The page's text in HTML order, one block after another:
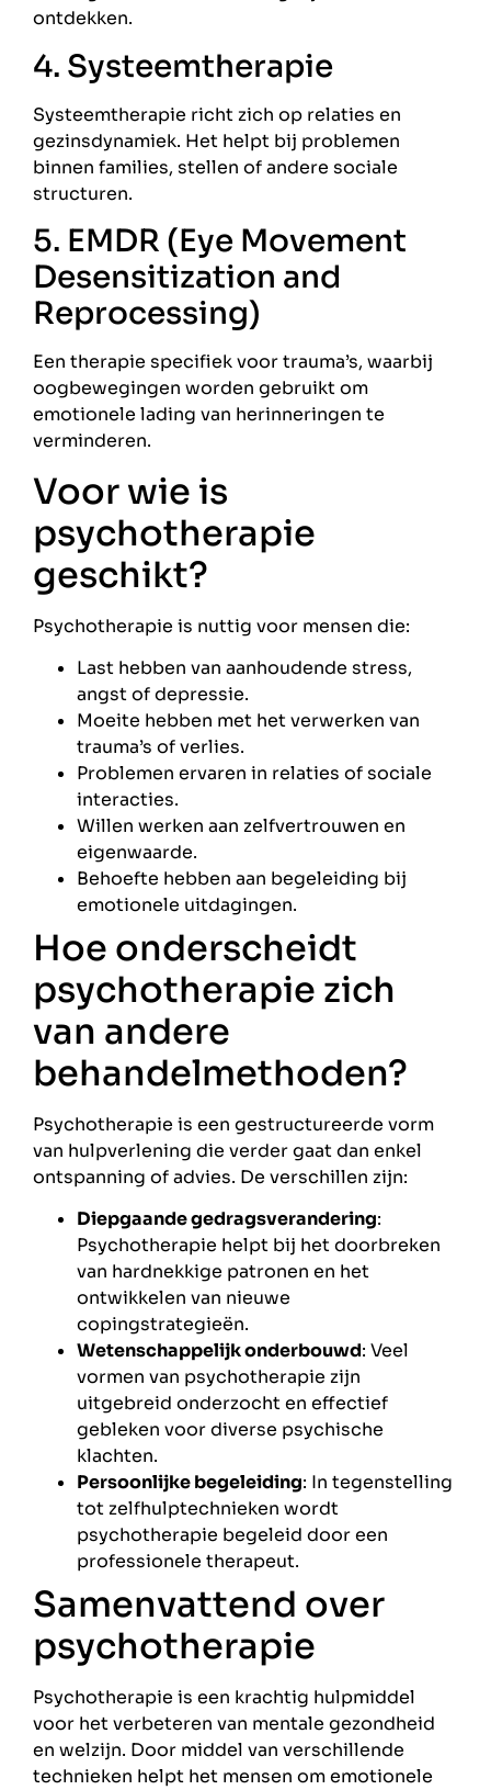
ontdekken.
4. Systeemtherapie
Systeemtherapie richt zich op relaties en
gezinsdynamiek. Het helpt bij problemen
binnen families, stellen of andere sociale
structuren.
5. EMDR (Eye Movement
Desensitization and
Reprocessing)
Een therapie specifiek voor trauma’s, waarbij
oogbewegingen worden gebruikt om
emotionele lading van herinneringen te
verminderen.
Voor wie is
psychotherapie
geschikt?
Psychotherapie is nuttig voor mensen die:
Last hebben van aanhoudende stress,
angst of depressie.
Moeite hebben met het verwerken van
trauma’s of verlies.
Problemen ervaren in relaties of sociale
interacties.
Willen werken aan zelfvertrouwen en
eigenwaarde.
Behoefte hebben aan begeleiding bij
emotionele uitdagingen.
Hoe onderscheidt
psychotherapie zich
van andere
behandelmethoden?
Psychotherapie is een gestructureerde vorm
van hulpverlening die verder gaat dan enkel
ontspanning of advies. De verschillen zijn:
Diepgaande gedragsverandering:
Psychotherapie helpt bij het doorbreken
van hardnekkige patronen en het
ontwikkelen van nieuwe
copingstrategieën.
Wetenschappelijk onderbouwd: Veel
vormen van psychotherapie zijn
uitgebreid onderzocht en effectief
gebleken voor diverse psychische
klachten.
Persoonlijke begeleiding: In tegenstelling
tot zelfhulptechnieken wordt
psychotherapie begeleid door een
professionele therapeut.
Samenvattend over
psychotherapie
Psychotherapie is een krachtig hulpmiddel
voor het verbeteren van mentale gezondheid
en welzijn. Door middel van verschillende
technieken helpt het mensen om emotionele